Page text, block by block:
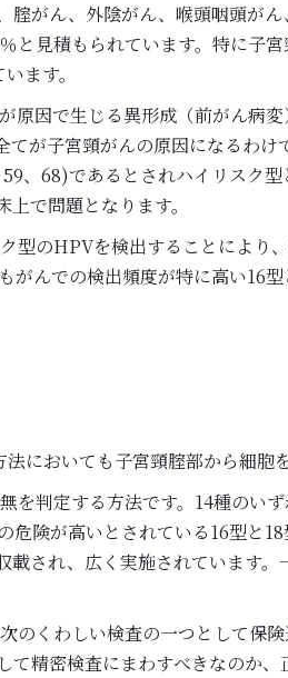
腟がん、外陰がん、喉頭咽頭が
見積もられています。特に子
ます。
因で生じる異形成（前がん病
が子宮頸がんの原因になるわ
、68)であるとされハイリスク
で問題となります。
のHPVを検出することにより
んでの検出頻度が特に高い16型
においても子宮頸腟部から細胞
判定する方法です。14種のい
険が高いとされている16型と
され、広く実施されています
くわしい検査の一つとして保
精密検査にまわすべきなのか